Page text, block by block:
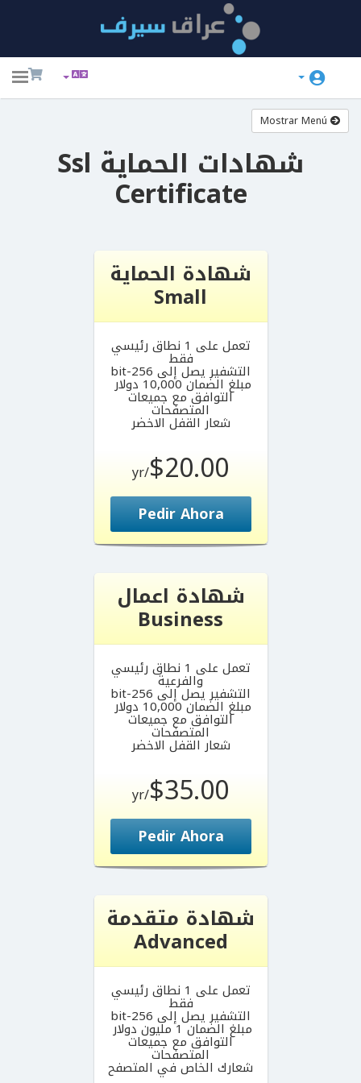
شهادات الحماية Ssl
Certificate
شهادة الحماية
Small
تعمل على 1 نطاق رئيسي
فقط
التشفير يصل إلى 256-bit
مبلغ الضمان 10,000 دولار
التوافق مع جميعات
المتصفحات
شعار القفل الاخضر
$20.00
/yr
Pedir Ahora
شهادة اعمال
Business
تعمل على 1 نطاق رئيسي
والفرعية
التشفير يصل إلى 256-bit
مبلغ الضمان 10,000 دولار
التوافق مع جميعات
المتصفحات
شعار القفل الاخضر
$35.00
/yr
Pedir Ahora
شهادة متقدمة
Advanced
تعمل على 1 نطاق رئيسي
فقط
التشفير يصل إلى 256-bit
مبلغ الضمان 1 مليون دولار
التوافق مع جميعات
المتصفحات
شعارك الخاص في المتصفح